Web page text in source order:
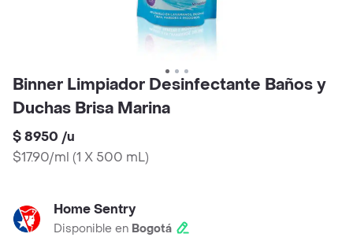
Binner Limpiador Desinfectante Baños y
Duchas Brisa Marina
$ 8950 /u
$17.90/ml (1 X 500 mL)
Home Sentry
Disponible en Bogotá